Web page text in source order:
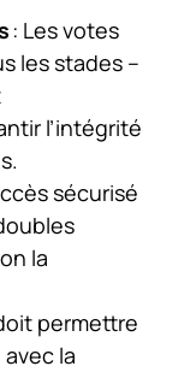
: Les votes
les stades –
l’intégrité
sécurisé
la
permettre
la